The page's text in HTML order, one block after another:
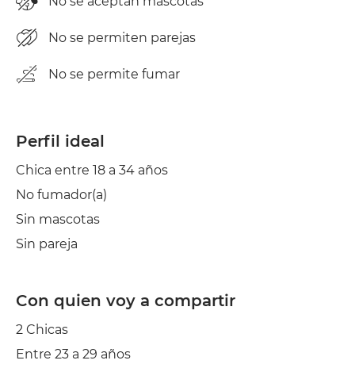
No se permiten parejas
No se permite fumar
Perfil ideal
Chica entre 18 a 34 años
No fumador(a)
Sin mascotas
Sin pareja
Con quien voy a compartir
2 Chicas
Entre 23 a 29 años